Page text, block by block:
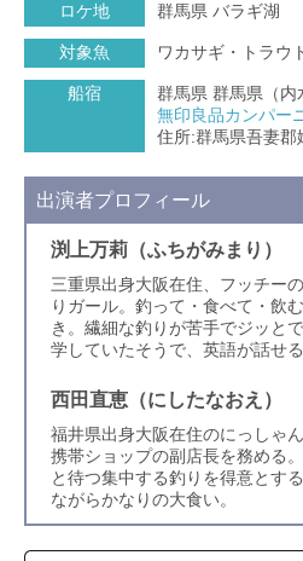
ロケ地 群馬県 バラギ湖
対象魚 ワカサギ・トラウ
船宿
群馬県 群馬県（内
無印良品カンパー
住所:群馬県吾妻
出演者プロフィール
渕上万莉（ふちがみまり）
三重県出身大阪在住、フッチー
りガール。釣って・食べて・飲
き。繊細な釣りが苦手でジッと
学していたそうで、英語が話せる
西田直恵（にしたなおえ）
福井県出身大阪在住のにっしゃ
携帯ショップの副店長を務める
と待つ集中する釣りを得意とす
ながらかなりの大食い。